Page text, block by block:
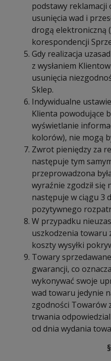
podstawy reklamacji
usunięcia wad i
drogą elektroniczną
korespondencji
Gdy realizacja
z wysłaniem
usunięcia
Sklep.
Indywidualne
Klienta powodujące
wyświetlanie
kolorów), nie mogą
Zwrot pieniędzy za
następuje tym
przeprowadzona
wyraźnie zgodził
następuje w ciągu 3
pozytywnego
W przypadku
uszkodzenia towaru
koszty wysyłki
Towary
gwarancji, co
wykonywać swoje
wad towaru jedynie
zgodności Towarów
trwania
od dnia wydania